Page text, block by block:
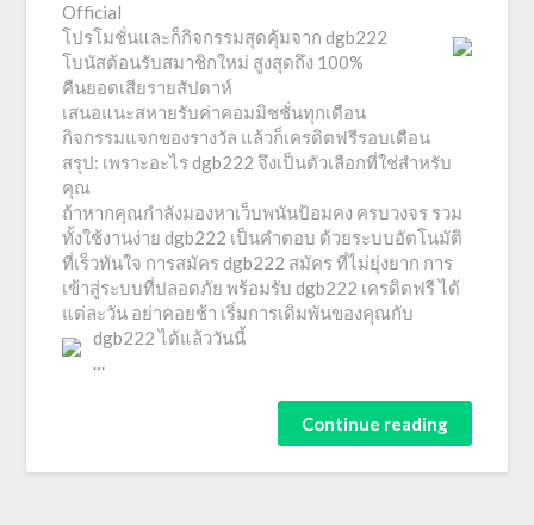
Official
โปรโมชั่นและก็กิจกรรมสุดคุ้มจาก dgb222
โบนัสต้อนรับสมาชิกใหม่ สูงสุดถึง 100%
คืนยอดเสียรายสัปดาห์
เสนอแนะสหายรับค่าคอมมิชชั่นทุกเดือน
กิจกรรมแจกของรางวัล แล้วก็เครดิตฟรีรอบเดือน
สรุป: เพราะอะไร dgb222 จึงเป็นตัวเลือกที่ใช่สำหรับ
คุณ
ถ้าหากคุณกำลังมองหาเว็บพนันป้อมคง ครบวงจร รวม
ทั้งใช้งานง่าย dgb222 เป็นคำตอบ ด้วยระบบอัตโนมัติ
ที่เร็วทันใจ การสมัคร dgb222 สมัคร ที่ไม่ยุ่งยาก การ
เข้าสู่ระบบที่ปลอดภัย พร้อมรับ dgb222 เครดิตฟรี ได้
แต่ละวัน อย่าคอยช้า เริ่มการเดิมพันของคุณกับ
dgb222 ได้แล้ววันนี้
…
Continue reading